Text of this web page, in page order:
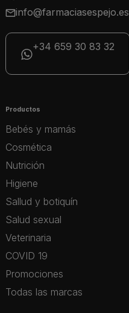
info@farmaciasespejo.es
+34 659 30 83 32
Productos
Bebés y mamás
Cosmética
Nutrición
Higiene
Sallud y botiquín
Salud sexual
Veterinaria
COVID 19
Promociones
Todas las marcas